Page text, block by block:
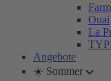
Ouai
La
Angebote
☀️ Sommer